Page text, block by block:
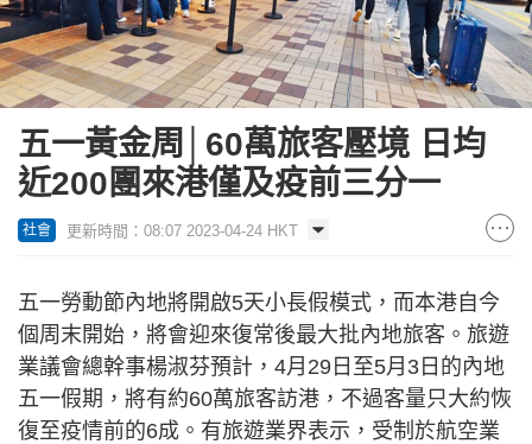
五一黃金周│60萬旅客壓境 日均
近200團來港僅及疫前三分一
社會 更新時間：08:07 2023-04-24 HKT
五一勞動節內地將開啟5天小長假模式，而本港自今
個周末開始，將會迎來復常後最大批內地旅客。旅遊
業議會總幹事楊淑芬預計，4月29日至5月3日的內地
五一假期，將有約60萬旅客訪港，不過客量只大約恢
復至疫情前的6成。有旅遊業界表示，受制於航空業